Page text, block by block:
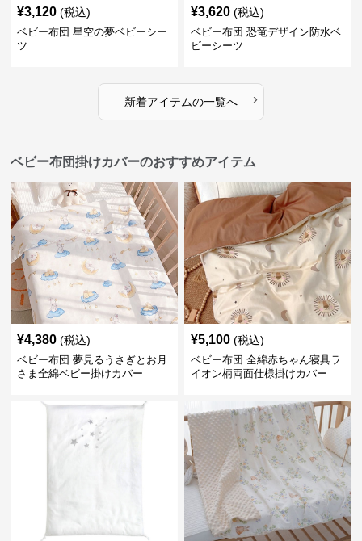
¥3,120 (税込)
ベビー布団 星空の夢ベビーシー
ツ
¥3,620 (税込)
ベビー布団 恐竜デザイン防水ベ
ビーシーツ
新着アイテムの一覧へ ›
ベビー布団掛けカバーのおすすめアイテム
¥4,380 (税込)
ベビー布団 夢見るうさぎとお月
さま全綿ベビー掛けカバー
¥5,100 (税込)
ベビー布団 全綿赤ちゃん寝具ラ
イオン柄両面仕様掛けカバー